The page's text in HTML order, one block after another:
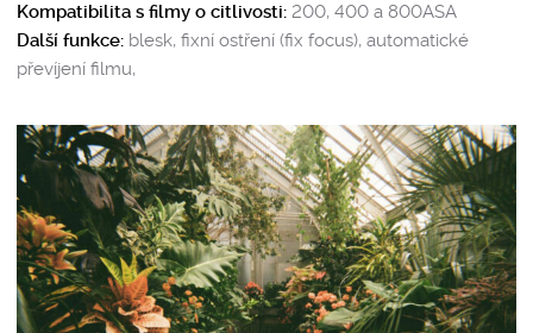
Kompatibilita s filmy o citlivosti: 200, 400 a 800ASA
Další funkce: blesk, fixní ostření (fix focus), automatické
převíjení filmu,